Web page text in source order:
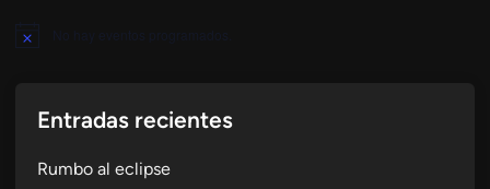
Aviso
Entradas recientes
Rumbo al eclipse